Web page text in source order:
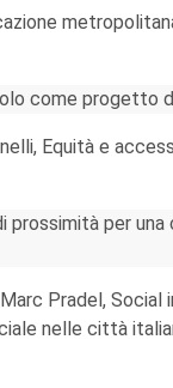
come progetto
Equità e
prossimità per
Pradel, Social
nelle città